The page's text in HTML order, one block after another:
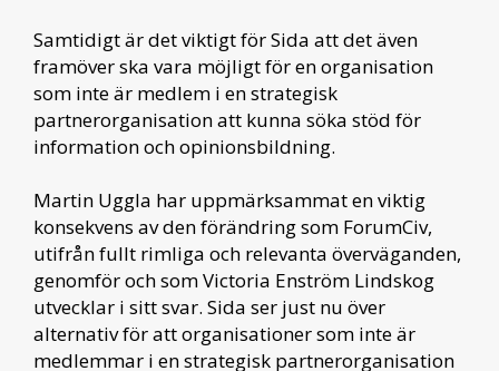
Samtidigt är det viktigt för Sida att det även
framöver ska vara möjligt för en organisation
som inte är medlem i en strategisk
partnerorganisation att kunna söka stöd för
information och opinionsbildning.
Martin Uggla har uppmärksammat en viktig
konsekvens av den förändring som ForumCiv,
utifrån fullt rimliga och relevanta överväganden,
genomför och som Victoria Enström Lindskog
utvecklar i sitt svar. Sida ser just nu över
alternativ för att organisationer som inte är
medlemmar i en strategisk partnerorganisation